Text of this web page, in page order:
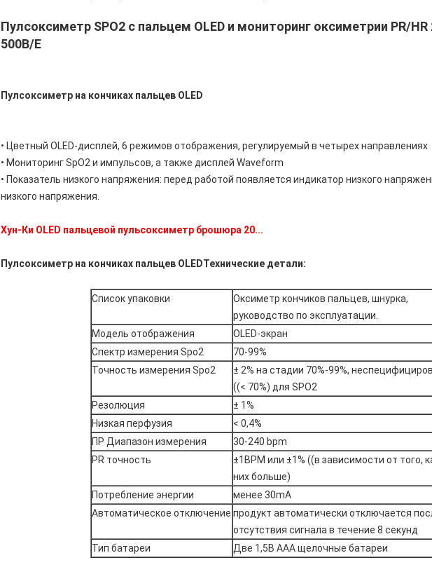
Пулсоксиметр SPO2 с пальцем OLED и мониторинг оксиметрии PR/HR
500B/E
Пулсоксиметр на кончиках пальцев OLED
• Цветный OLED-дисплей, 6 режимов отображения, регулируемый в четырех направлениях
• Мониторинг SpO2 и импульсов, а также дисплей Waveform
• Показатель низкого напряжения: перед работой появляется индикатор низкого
низкого напряжения.
Хун-Ки OLED пальцевой пульсоксиметр брошюра 20...
Пулсоксиметр на кончиках пальцев OLEDТехнические детали:
Список упаковки
Оксиметр кончиков пальцев, шнурка,
руководство по эксплуатации.
Модель отображения
OLED-экран
Спектр измерения Spo2
70-99%
Точность измерения Spo2
± 2% на стадии 70%-99%,
((< 70%) для SPO2
Резолюция
± 1%
Низкая перфузия
< 0,4%
ПР Диапазон измерения
30-240 bpm
PR точность
±1BPM или ±1% ((в зависимости от того,
них больше)
Потребление энергии
менее 30mA
Автоматическое отключение продукт автоматически отключается
отсутствия сигнала в течение 8 секунд
Тип батареи
Две 1,5В AAA щелочные батареи